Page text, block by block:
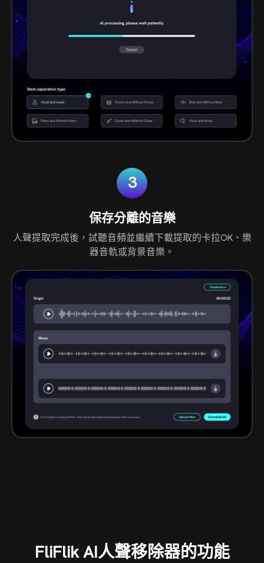
3
保存分離的音樂
人聲提取完成後，試聽音頻並繼續下載提取的卡拉OK、樂
器音軌或背景音樂。
FliFlik AI人聲移除器的功能